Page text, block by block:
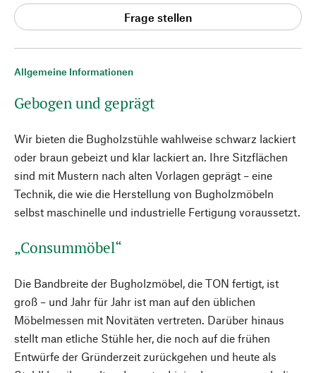
Allgemeine Informationen
Gebogen und geprägt
Wir bieten die Bugholzstühle wahlweise schwarz lackiert
oder braun gebeizt und klar lackiert an. Ihre Sitzflächen
sind mit Mustern nach alten Vorlagen geprägt – eine
Technik, die wie die Herstellung von Bugholzmöbeln
selbst maschinelle und industrielle Fertigung voraussetzt.
„Consummöbel“
Die Bandbreite der Bugholzmöbel, die TON fertigt, ist
groß – und Jahr für Jahr ist man auf den üblichen
Möbelmessen mit Novitäten vertreten. Darüber hinaus
stellt man etliche Stühle her, die noch auf die frühen
Entwürfe der Gründerzeit zurückgehen und heute als
Frage stellen